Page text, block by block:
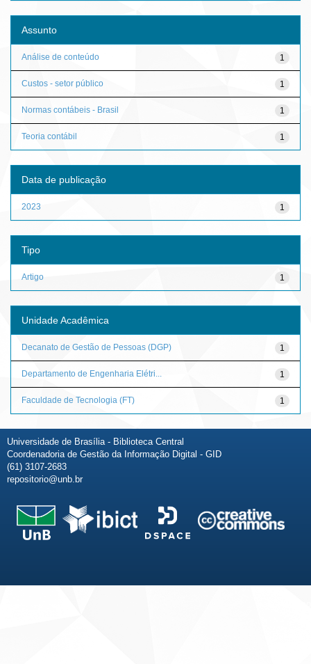
Assunto
1
Análise de conteúdo
1
Custos - setor público
1
Normas contábeis - Brasil
1
Teoria contábil
Data de publicação
1
2023
Tipo
1
Artigo
Unidade Acadêmica
1
Decanato de Gestão de Pessoas (DGP)
1
Departamento de Engenharia Elétri...
1
Faculdade de Tecnologia (FT)
Universidade de Brasília - Biblioteca Central
Coordenadoria de Gestão da Informação Digital - GID
(61) 3107-2683
repositorio@unb.br